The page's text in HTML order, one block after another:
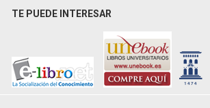
TE PUEDE INTERESAR